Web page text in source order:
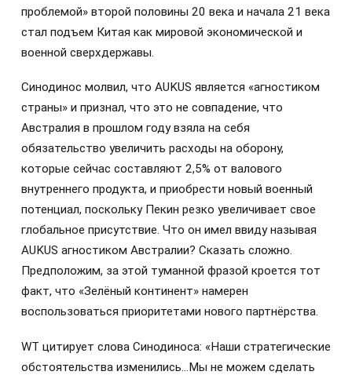
проблемой» второй половины 20 века и начала 21 века
стал подъем Китая как мировой экономической и
военной сверхдержавы.
Синодинос молвил, что AUKUS является «агностиком
страны» и признал, что это не совпадение, что
Австралия в прошлом году взяла на себя
обязательство увеличить расходы на оборону,
которые сейчас составляют 2,5% от валового
внутреннего продукта, и приобрести новый военный
потенциал, поскольку Пекин резко увеличивает свое
глобальное присутствие. Что он имел ввиду называя
AUKUS агностиком Австралии? Сказать сложно.
Предположим, за этой туманной фразой кроется тот
факт, что «Зелёный континент» намерен
воспользоваться приоритетами нового партнёрства.
WT цитирует слова Синодиноса: «Наши стратегические
обстоятельства изменились…Мы не можем сделать